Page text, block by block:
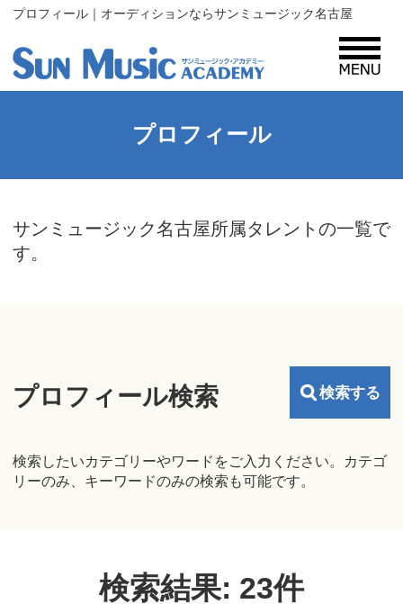
プロフィール｜オーディションならサンミュージック名古屋
MENU
サンミュージック・アカデミーとは？
レッスン生・タレント募集
アカデミー案内
資料請求
プロフィール
サンミュージック名古屋所属タレントの一覧で
す。
プロフィール検索
検索したいカテゴリーやワードをご入力ください。カテゴ
リーのみ、キーワードのみの検索も可能です。
検索する
20代 30代 40代
検索結果: 23件